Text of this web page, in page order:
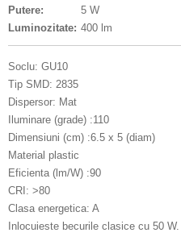
Putere:
5 W
Luminozitate: 400 lm
Soclu: GU10
Tip SMD: 2835
Dispersor: Mat
Iluminare (grade) :110
Dimensiuni (cm) :6.5 x 5 (diam)
Material plastic
Eficienta (lm/W) :90
CRI: >80
Clasa energetica: A
Inlocuieste becurile clasice cu 50 W.